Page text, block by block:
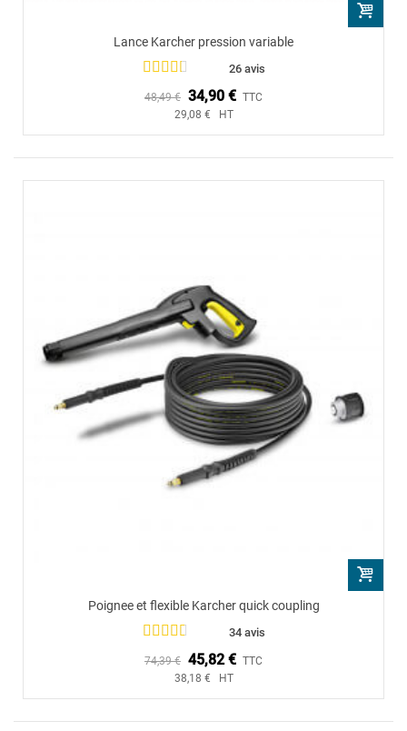
Lance Karcher pression variable
26 avis
48,49 € 34,90 € TTC
29,08 € HT
Poignee et flexible Karcher quick coupling
34 avis
74,39 € 45,82 € TTC
38,18 € HT